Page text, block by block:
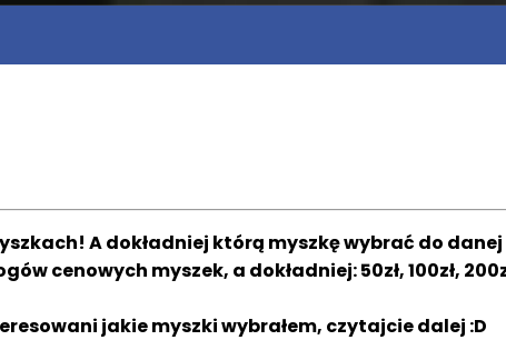
A dokładniej którą myszkę wybrać do
cenowych myszek, a dokładniej: 50zł, 100zł,
jakie myszki wybrałem, czytajcie dalej :D